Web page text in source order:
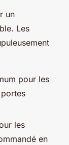
un
Les
pour les
les
en